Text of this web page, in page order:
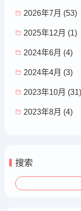
2026年7月 (53)
2025年12月 (1)
2024年6月 (4)
2024年4月 (3)
2023年10月 (31)
2023年8月 (4)
搜索